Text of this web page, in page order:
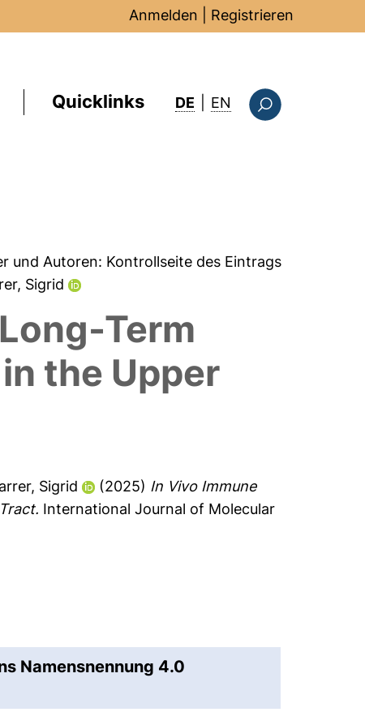
Anmelden Registrieren
Quicklinks DE EN : this page in
und Autoren: Kontrollseite des Eintrags
Sigrid
Term
the Upper
Sigrid (2025) In Vivo Immune
International Journal of Molecular
Namensnennung 4.0